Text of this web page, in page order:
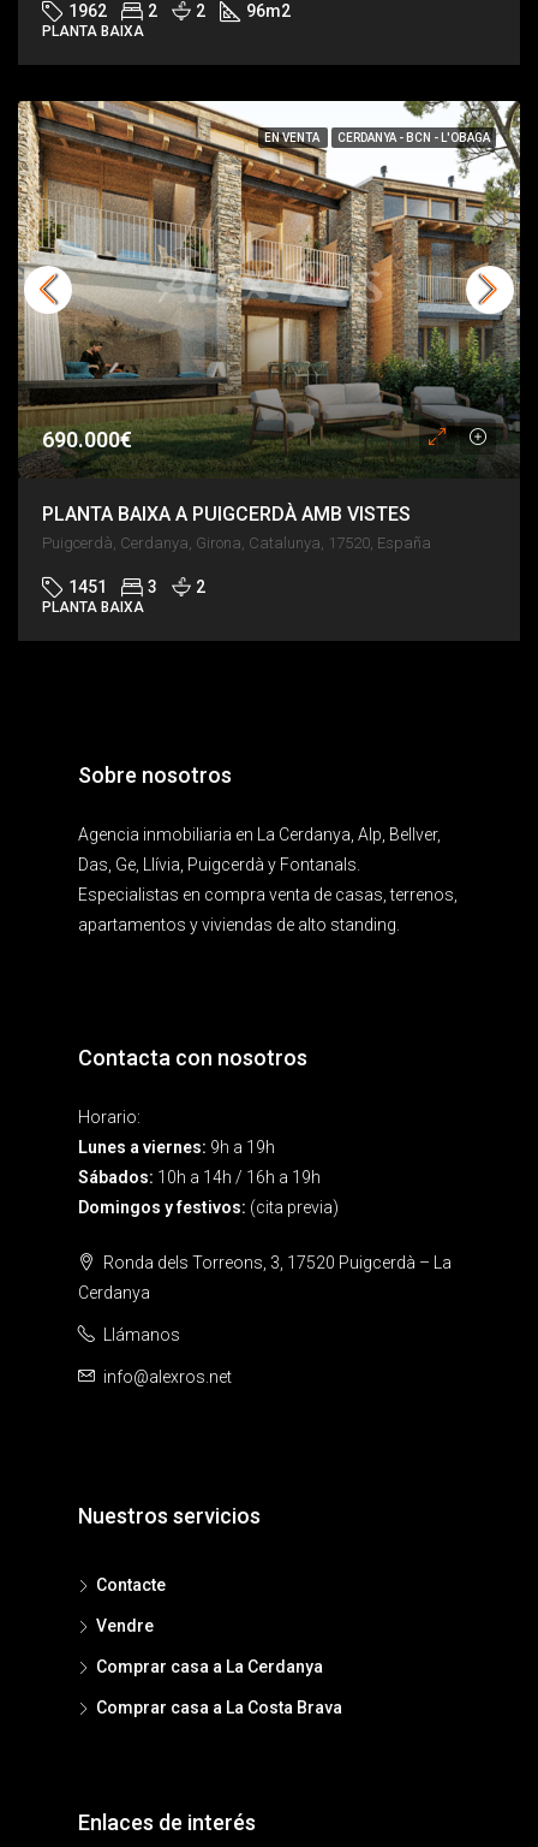
1962 2 2 96m2
PLANTA BAIXA
EN VENTA CERDANYA - BCN - L'OBAGA
690.000€
PLANTA BAIXA A PUIGCERDÀ AMB VISTES
Puigcerdà, Cerdanya, Girona, Catalunya, 17520, España
1451 3 2
PLANTA BAIXA
Sobre nosotros
Agencia inmobiliaria en La Cerdanya, Alp, Bellver,
Das, Ge, Llívia, Puigcerdà y Fontanals.
Especialistas en compra venta de casas, terrenos,
apartamentos y viviendas de alto standing.
Contacta con nosotros
Horario:
Lunes a viernes: 9h a 19h
Sábados: 10h a 14h / 16h a 19h
Domingos y festivos: (cita previa)
Ronda dels Torreons, 3, 17520 Puigcerdà – La
Cerdanya
Llámanos
info@alexros.net
Nuestros servicios
Contacte
Vendre
Comprar casa a La Cerdanya
Comprar casa a La Costa Brava
Enlaces de interés